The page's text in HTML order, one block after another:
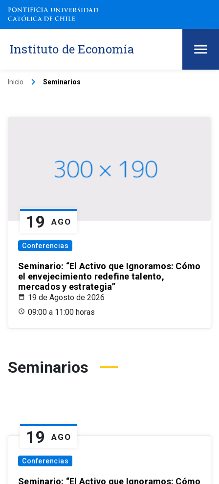
Instituto de Economía
Inicio keyboard_arrow_right Seminarios
19 AGO
Conferencias
Seminario: “El Activo que Ignoramos: Cómo
el envejecimiento redefine talento,
mercados y estrategia”
19 de Agosto de 2026
09:00 a 11:00 horas
Seminarios
19 AGO
Conferencias
Seminario: “El Activo que Ignoramos: Cómo